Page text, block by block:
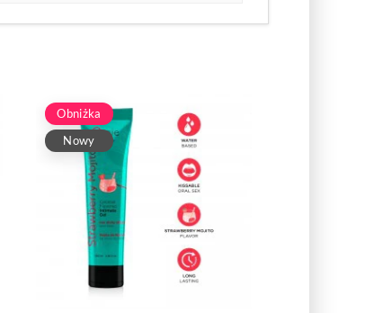
Obniżka
Nowy